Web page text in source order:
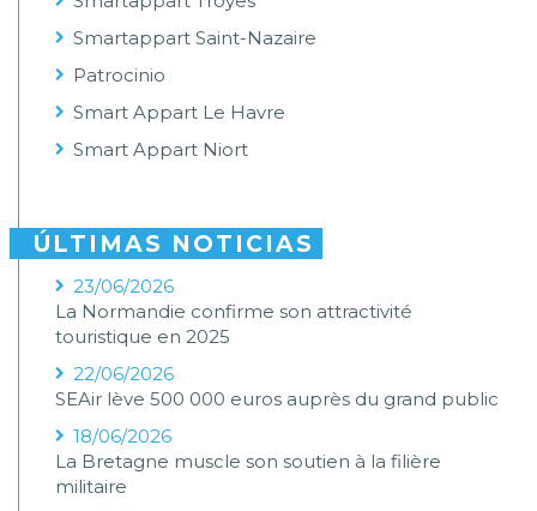
Smartappart Saint-Nazaire
Patrocinio
Smart Appart Le Havre
Smart Appart Niort
ÚLTIMAS NOTICIAS
23/06/2026
La Normandie confirme son attractivité
touristique en 2025
22/06/2026
SEAir lève 500 000 euros auprès du grand public
18/06/2026
La Bretagne muscle son soutien à la filière
militaire